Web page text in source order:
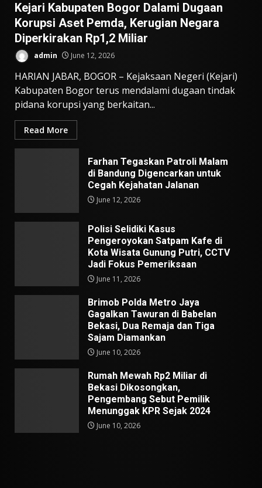
Kejari Kabupaten Bogor Dalami Dugaan
Korupsi Aset Pemda, Kerugian Negara
Diperkirakan Rp1,2 Miliar
admin June 12, 2026
HARIAN JABAR, BOGOR – Kejaksaan Negeri (Kejari)
Kabupaten Bogor terus mendalami dugaan tindak
pidana korupsi yang berkaitan...
Read More
Farhan Tegaskan Patroli Malam
di Bandung Digencarkan untuk
Cegah Kejahatan Jalanan
June 12, 2026
Polisi Selidiki Kasus
Pengeroyokan Satpam Kafe di
Kota Wisata Gunung Putri, CCTV
Jadi Fokus Pemeriksaan
June 11, 2026
Brimob Polda Metro Jaya
Gagalkan Tawuran di Babelan
Bekasi, Dua Remaja dan Tiga
Sajam Diamankan
June 10, 2026
Rumah Mewah Rp2 Miliar di
Bekasi Dikosongkan,
Pengembang Sebut Pemilik
Menunggak KPR Sejak 2024
June 10, 2026